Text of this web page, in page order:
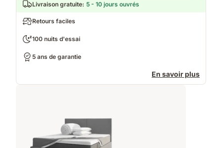
Livraison gratuite: 5 - 10 jours ouvrés
Retours faciles
100 nuits d'essai
5 ans de garantie
En savoir plus